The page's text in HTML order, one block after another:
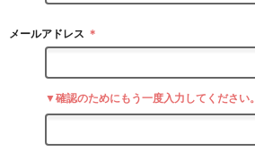
メールアドレス ＊
▼確認のためにもう一度入力してください。